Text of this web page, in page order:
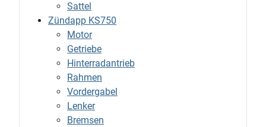
Sattel
Zündapp KS750
Motor
Getriebe
Hinterradantrieb
Rahmen
Vordergabel
Lenker
Bremsen